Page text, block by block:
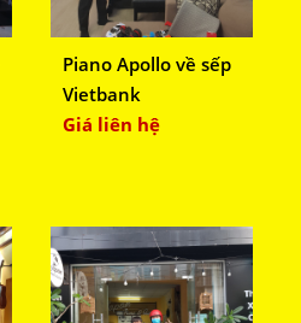
Piano Apollo về sếp
Vietbank
Giá liên hệ